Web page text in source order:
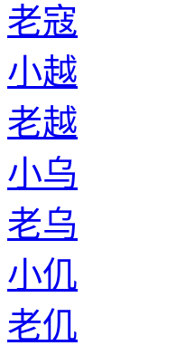
老寇
小越
老越
小乌
老乌
小仉
老仉